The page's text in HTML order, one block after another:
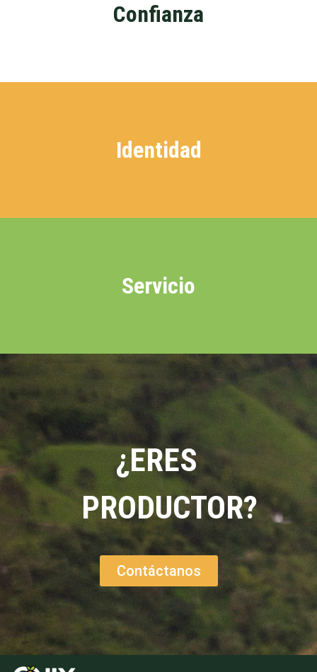
Confianza
Identidad
Servicio
¿ERES
PRODUCTOR?
Contáctanos